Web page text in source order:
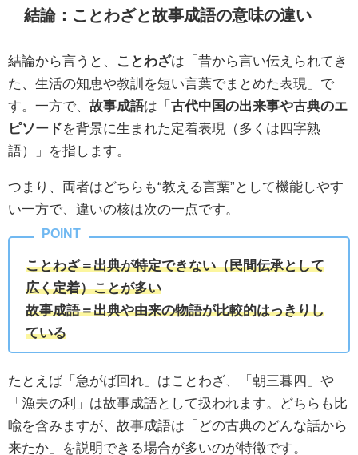
結論：ことわざと故事成語の意味の違い
結論から言うと、 ことわざは「昔から言い伝えられてき
た、生活の知恵や教訓を短い言葉でまとめた表現」で
す。一方で、 故事成語は「 古代中国の出来事や古典のエ
ピソードを背景に生まれた定着表現（多くは四字熟
語）」を指します。
つまり、両者はどちらも“教える言葉”として機能しやす
い一方で、違いの核は次の一点です。
ことわざ＝出典が特定できない（民間伝承として
広く定着）ことが多い
故事成語＝出典や由来の物語が比較的はっきりし
ている
たとえば「急がば回れ」はことわざ、「朝三暮四」や
「漁夫の利」は故事成語として扱われます。どちらも比
喩を含みますが、故事成語は「どの古典のどんな話から
来たか」を説明できる場合が多いのが特徴です。